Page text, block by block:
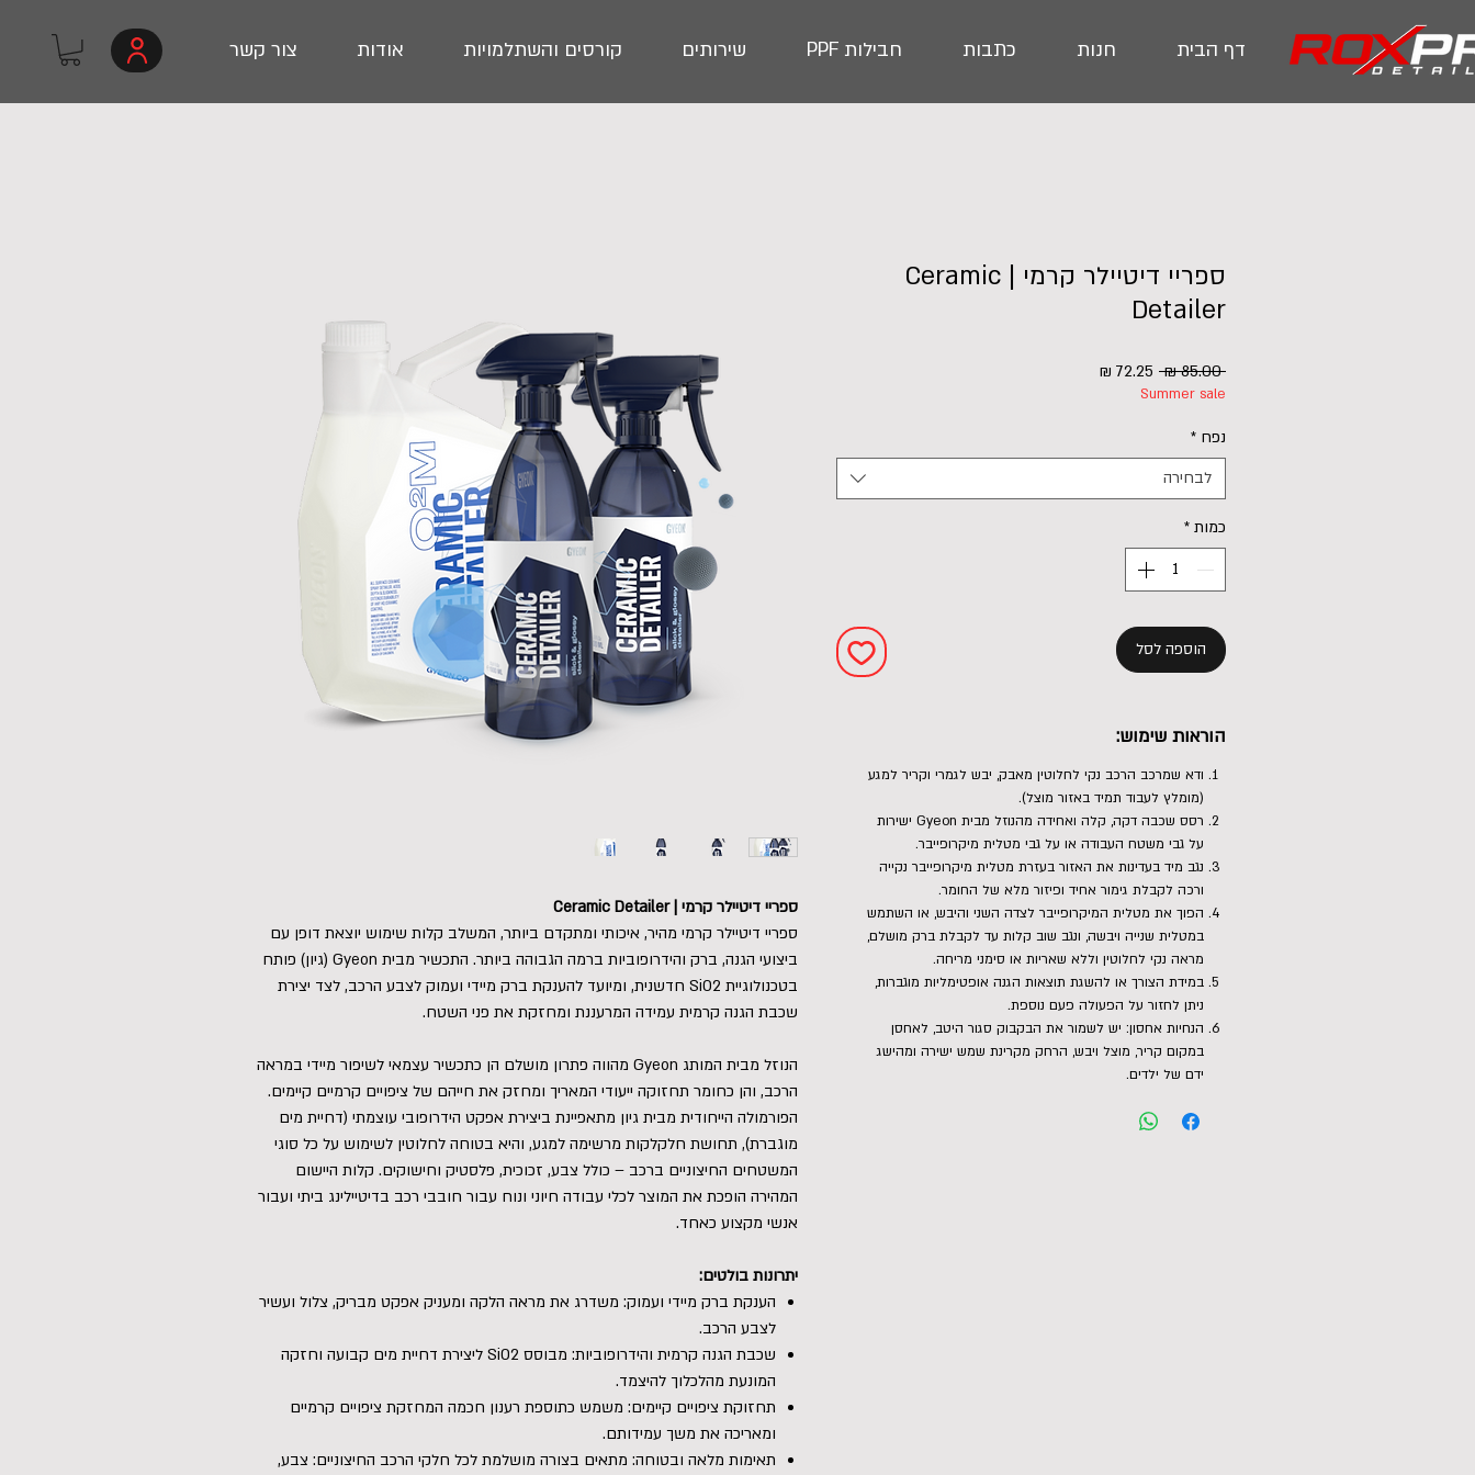
דף הבית חנות כתבות חבילות PPF שירותים קורסים והשתלמויות אודות צור קשר
ספריי דיטיילר קרמי | Ceramic Detailer
ספריי דיטיילר קרמי מהיר, איכותי ומתקדם ביותר, המשלב קלות שימוש יוצאת דופן עם
ביצועי הגנה, ברק והידרופוביות ברמה הגבוהה ביותר. התכשיר מבית Gyeon (גיון) פותח
בטכנולוגיית SiO2 חדשנית, ומיועד להענקת ברק מיידי ועמוק לצבע הרכב, לצד יצירת
שכבת הגנה קרמית עמידה המרעננת ומחזקת את פני השטח.
הנוזל מבית המותג Gyeon מהווה פתרון מושלם הן כתכשיר עצמאי לשיפור מיידי במראה
הרכב, והן כחומר תחזוקה ייעודי המאריך ומחזק את חייהם של ציפויים קרמיים קיימים.
הפורמולה הייחודית מבית גיון מתאפיינת ביצירת אפקט הידרופובי עוצמתי (דחיית מים
מוגברת), תחושת חלקלקות מרשימה למגע, והיא בטוחה לחלוטין לשימוש על כל סוגי
המשטחים החיצוניים ברכב – כולל צבע, זכוכית, פלסטיק וחישוקים. קלות היישום
המהירה הופכת את המוצר לכלי עבודה חיוני ונוח עבור חובבי רכב בדיטיילינג ביתי ועבור
אנשי מקצוע כאחד.
יתרונות בולטים:
הענקת ברק מיידי ועמוק: משדרג את מראה הלקה ומעניק אפקט מבריק, צלול ועשיר
לצבע הרכב.
שכבת הגנה קרמית והידרופוביות: מבוסס SiO2 ליצירת דחיית מים קבועה וחזקה
המונעת מהלכלוך להיצמד.
תחזוקת ציפויים קיימים: משמש כתוספת רענון חכמה המחזקת ציפויים קרמיים
ומאריכה את משך עמידותם.
תאימות מלאה ובטוחה: מתאים בצורה מושלמת לכל חלקי הרכב החיצוניים: צבע,
ספריי דיטיילר קרמי | Ceramic
Detailer
‏85.00 ‏₪
מחיר
רגיל
Summer sale
נפח *
לבחירה
כמות *
הוספה לסל
הוראות שימוש:
ודא שמרכב הרכב נקי לחלוטין מאבק, יבש לגמרי וקריר למגע
(מומלץ לעבוד תמיד באזור מוצל).
רסס שכבה דקה, קלה ואחידה מהנוזל מבית Gyeon ישירות
על גבי משטח העבודה או על גבי מטלית מיקרופייבר.
נגב מיד בעדינות את האזור בעזרת מטלית מיקרופייבר נקייה
ורכה לקבלת גימור אחיד ופיזור מלא של החומר.
הפוך את מטלית המיקרופייבר לצדה השני והיבש, או השתמש
במטלית שנייה ויבשה, ונגב שוב קלות עד לקבלת ברק מושלם,
מראה נקי לחלוטין וללא שאריות או סימני מריחה.
במידת הצורך או להשגת תוצאות הגנה אופטימליות מוגברות,
ניתן לחזור על הפעולה פעם נוספת.
הנחיות אחסון: יש לשמור את הבקבוק סגור היטב, לאחסן
במקום קריר, מוצל ויבש, הרחק מקרינת שמש ישירה ומהישג
ידם של ילדים.